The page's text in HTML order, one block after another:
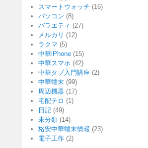
スマートウォッチ (16)
パソコン (8)
バラエティ (27)
メルカリ (12)
ラクマ (5)
中華iPhone (15)
中華スマホ (42)
中華タブ入門講座 (2)
中華端末 (99)
周辺機器 (17)
宅配テロ (1)
日記 (49)
未分類 (14)
格安中華端末情報 (23)
電子工作 (2)